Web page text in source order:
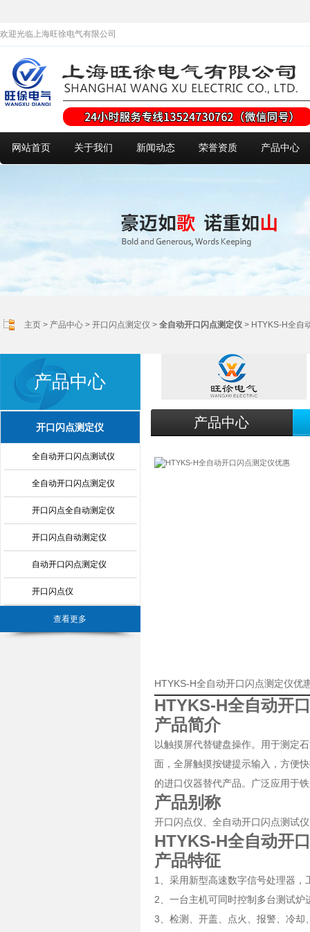
欢迎光临上海旺徐电气有限公司
网站首页 关于我们 新闻动态 荣誉资质 产品中心
主页 > 产品中心 > 开口闪点测定仪 > 全自动开口闪点测定仪 > HTYKS-H全自
产品中心
开口闪点测定仪
全自动开口闪点测试仪
全自动开口闪点测定仪
开口闪点全自动测定仪
开口闪点自动测定仪
自动开口闪点测定仪
开口闪点仪
查看更多
产品中心
HTYKS-H全自动开口闪点测定仪优
HTYKS-H全自动开
产品简介
以触摸屏代替键盘操作。用于测定
面，全屏触摸按键提示输入，方便
的进口仪器替代产品。广泛应用于
产品别称
开口闪点仪、全自动开口闪点测试
HTYKS-H全自动开
产品特征
1、采用新型高速数字信号处理器，
2、一台主机可同时控制多台测试
3、检测、开盖、点火、报警、冷